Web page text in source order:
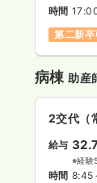
時間
第二新卒
病棟 助産
2交代（
給与
※経験
時間 8:45